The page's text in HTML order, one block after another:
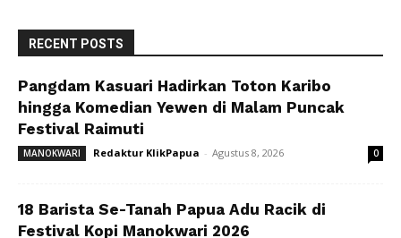
RECENT POSTS
Pangdam Kasuari Hadirkan Toton Karibo
hingga Komedian Yewen di Malam Puncak
Festival Raimuti
MANOKWARI Redaktur KlikPapua - Agustus 8, 2026 0
18 Barista Se-Tanah Papua Adu Racik di
Festival Kopi Manokwari 2026